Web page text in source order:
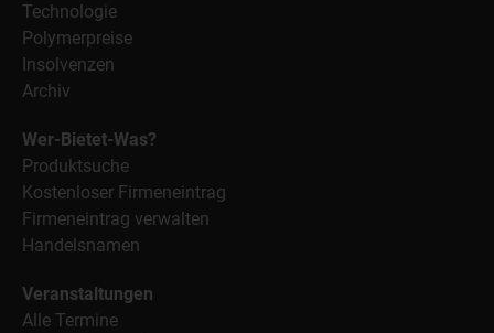
Technologie
Polymerpreise
Insolvenzen
Archiv
Wer-Bietet-Was?
Produktsuche
Kostenloser Firmeneintrag
Firmeneintrag verwalten
Handelsnamen
Veranstaltungen
Alle Termine